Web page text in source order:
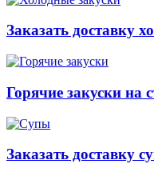
Заказать доставку
Горячие закуски на
Заказать доставку